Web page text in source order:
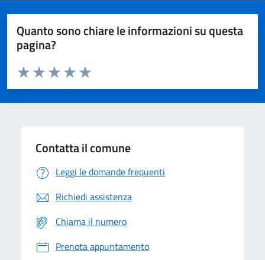
Quanto sono chiare le informazioni su questa
pagina?
Domanda
Valuta da 1 a 5 stelle la pagina
Valuta 5 stelle su 5
Valuta 4 stelle su 5
Valuta 3 stelle su 5
Valuta 2 stelle su 5
Valuta 1 stelle su 5
Contatta il comune
Leggi le domande frequenti
Richiedi assistenza
Chiama il numero
Prenota appuntamento